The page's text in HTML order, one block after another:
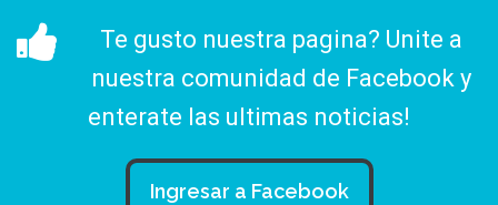
Te gusto nuestra pagina? Unite a
nuestra comunidad de Facebook y
enterate las ultimas noticias!
Ingresar a Facebook